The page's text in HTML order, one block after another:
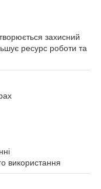
захисний
ресурс роботи та
використання